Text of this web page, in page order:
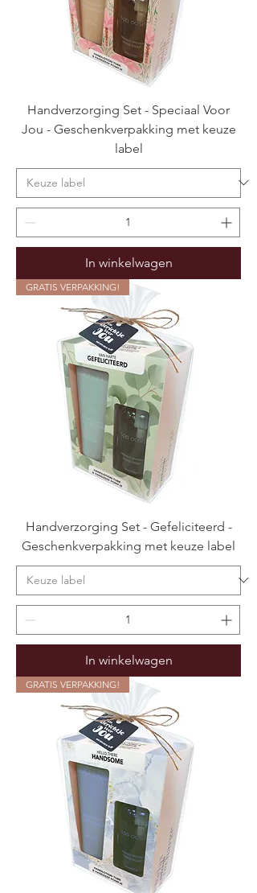
Handverzorging Set - Speciaal Voor
Jou - Geschenkverpakking met keuze
label
In winkelwagen
GRATIS VERPAKKING!
Handverzorging Set - Gefeliciteerd -
Geschenkverpakking met keuze label
In winkelwagen
GRATIS VERPAKKING!